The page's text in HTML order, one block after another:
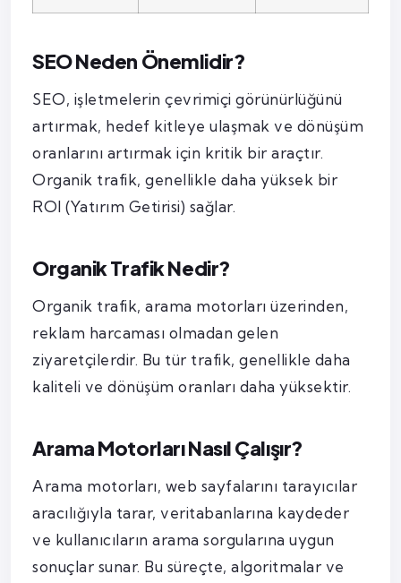
SEO Neden Önemlidir?
SEO, işletmelerin çevrimiçi görünürlüğünü
artırmak, hedef kitleye ulaşmak ve dönüşüm
oranlarını artırmak için kritik bir araçtır.
Organik trafik, genellikle daha yüksek bir
ROI (Yatırım Getirisi) sağlar.
Organik Trafik Nedir?
Organik trafik, arama motorları üzerinden,
reklam harcaması olmadan gelen
ziyaretçilerdir. Bu tür trafik, genellikle daha
kaliteli ve dönüşüm oranları daha yüksektir.
Arama Motorları Nasıl Çalışır?
Arama motorları, web sayfalarını tarayıcılar
aracılığıyla tarar, veritabanlarına kaydeder
ve kullanıcıların arama sorgularına uygun
sonuçlar sunar. Bu süreçte, algoritmalar ve